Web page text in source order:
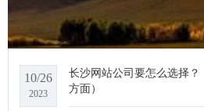
10/26
2023
长沙网站公司要怎么选择
方面）